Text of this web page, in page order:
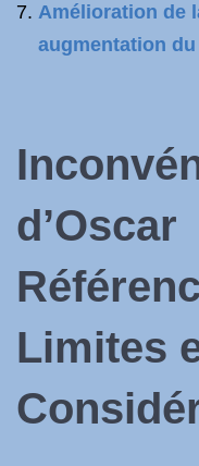
Amélioration de
augmentation
d’Oscar
Limites